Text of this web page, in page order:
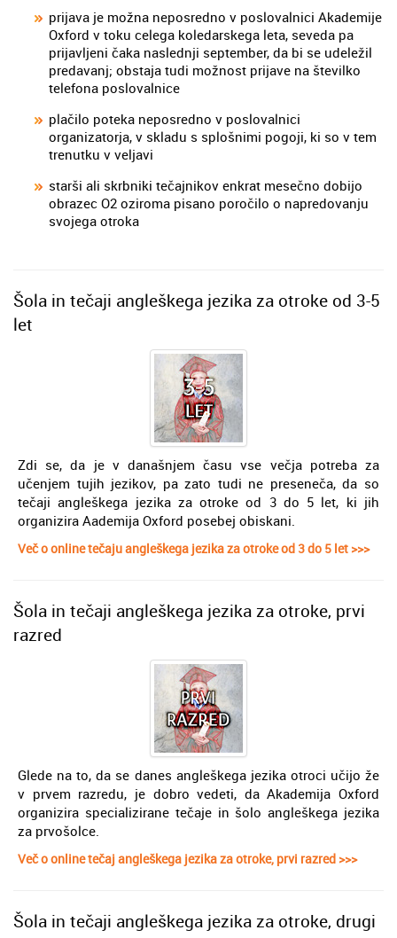
prijava je možna neposredno v poslovalnici Akademije
Oxford v toku celega koledarskega leta, seveda pa
prijavljeni čaka naslednji september, da bi se udeležil
predavanj; obstaja tudi možnost prijave na številko
telefona poslovalnice
plačilo poteka neposredno v poslovalnici
organizatorja, v skladu s splošnimi pogoji, ki so v tem
trenutku v veljavi
starši ali skrbniki tečajnikov enkrat mesečno dobijo
obrazec O2 oziroma pisano poročilo o napredovanju
svojega otroka
Šola in tečaji angleškega jezika za otroke od 3-5
let
Zdi se, da je v današnjem času vse večja potreba za
učenjem tujih jezikov, pa zato tudi ne preseneča, da so
tečaji angleškega jezika za otroke od 3 do 5 let, ki jih
organizira Aademija Oxford posebej obiskani.
Več o online tečaju angleškega jezika za otroke od 3 do 5 let >>>
Šola in tečaji angleškega jezika za otroke, prvi
razred
Glede na to, da se danes angleškega jezika otroci učijo že
v prvem razredu, je dobro vedeti, da Akademija Oxford
organizira specializirane tečaje in šolo angleškega jezika
za prvošolce.
Več o online tečaj angleškega jezika za otroke, prvi razred >>>
Šola in tečaji angleškega jezika za otroke, drugi